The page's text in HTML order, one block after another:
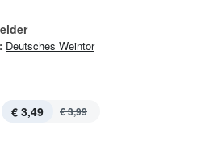
Deutsches Weintor
€ 3,49 € 3,99